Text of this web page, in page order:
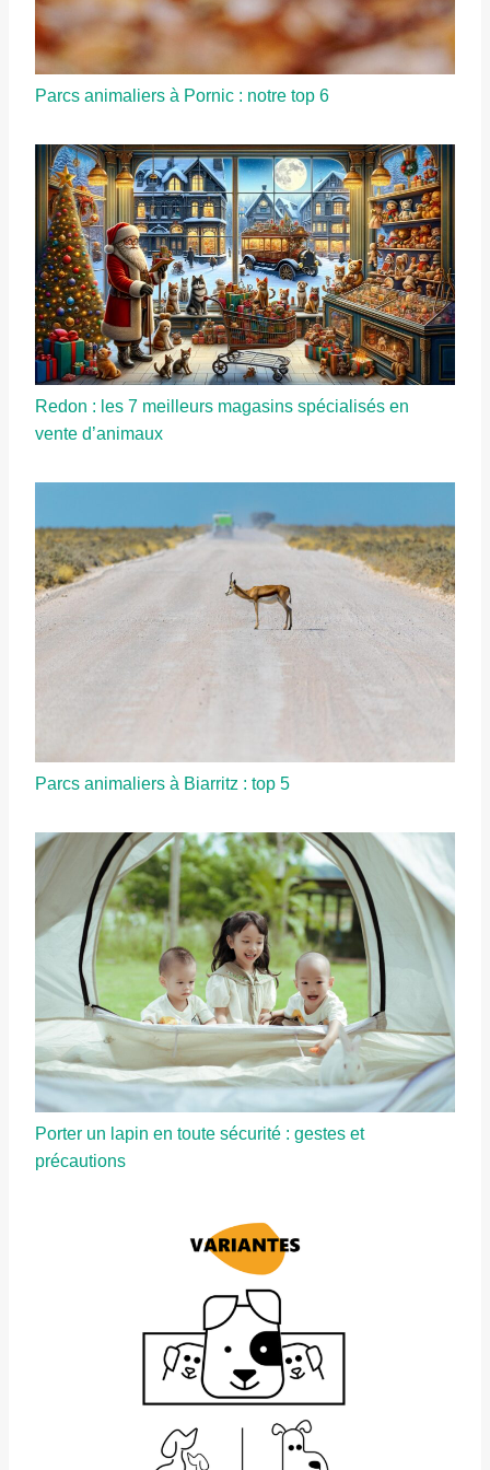
Parcs animaliers à Pornic : notre top 6
Redon : les 7 meilleurs magasins spécialisés en
vente d’animaux
Parcs animaliers à Biarritz : top 5
Porter un lapin en toute sécurité : gestes et
précautions